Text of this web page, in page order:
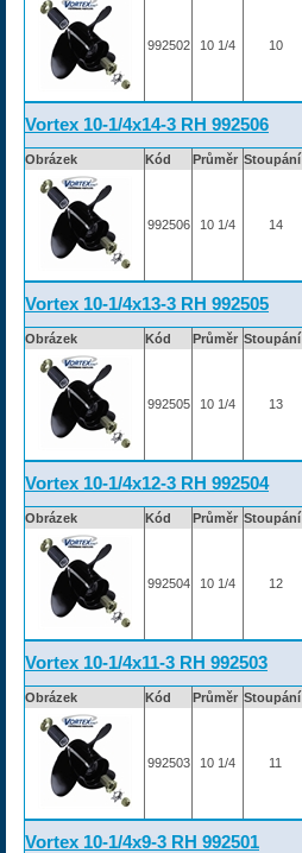
992502 10 1/4 10
Vortex 10-1/4x14-3 RH 992506
Obrázek Kód Průměr Stoupání
992506 10 1/4 14
Vortex 10-1/4x13-3 RH 992505
Obrázek Kód Průměr Stoupání
992505 10 1/4 13
Vortex 10-1/4x12-3 RH 992504
Obrázek Kód Průměr Stoupání
992504 10 1/4 12
Vortex 10-1/4x11-3 RH 992503
Obrázek Kód Průměr Stoupání
992503 10 1/4 11
Vortex 10-1/4x9-3 RH 992501